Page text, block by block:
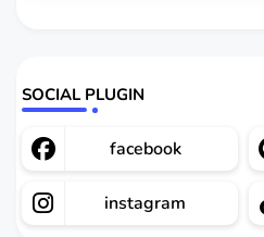
SOCIAL PLUGIN
facebook
instagram